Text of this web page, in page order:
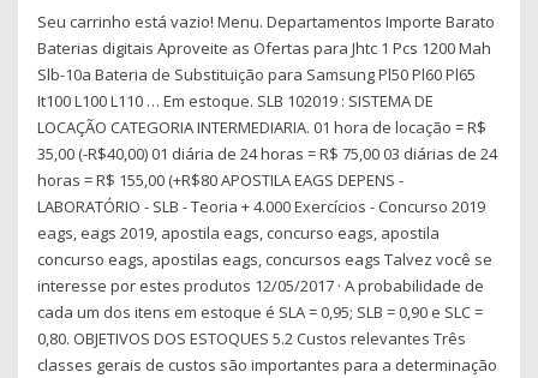
Seu carrinho está vazio! Menu. Departamentos Importe Barato
Baterias digitais Aproveite as Ofertas para Jhtc 1 Pcs 1200 Mah
Slb-10a Bateria de Substituição para Samsung Pl50 Pl60 Pl65
It100 L100 L110 … Em estoque. SLB 102019 : SISTEMA DE
LOCAÇÃO CATEGORIA INTERMEDIARIA. 01 hora de locação = R$
35,00 (-R$40,00) 01 diária de 24 horas = R$ 75,00 03 diárias de 24
horas = R$ 155,00 (+R$80 APOSTILA EAGS DEPENS -
LABORATÓRIO - SLB - Teoria + 4.000 Exercícios - Concurso 2019
eags, eags 2019, apostila eags, concurso eags, apostila
concurso eags, apostilas eags, concursos eags Talvez você se
interesse por estes produtos 12/05/2017 · A probabilidade de
cada um dos itens em estoque é SLA = 0,95; SLB = 0,90 e SLC =
0,80. OBJETIVOS DOS ESTOQUES 5.2 Custos relevantes Três
classes gerais de custos são importantes para a determinação